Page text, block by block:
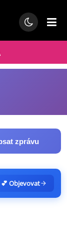
zprávu
💕 Objevovat